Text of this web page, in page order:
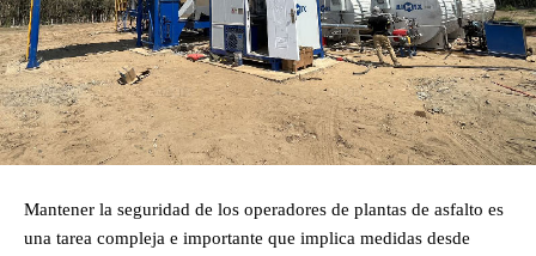
Mantener la seguridad de los operadores de plantas de asfalto es
una tarea compleja e importante que implica medidas desde